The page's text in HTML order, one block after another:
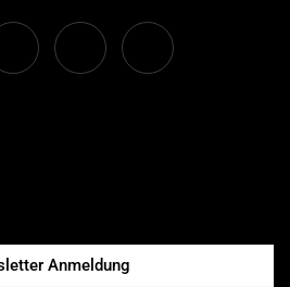
Anmeldung